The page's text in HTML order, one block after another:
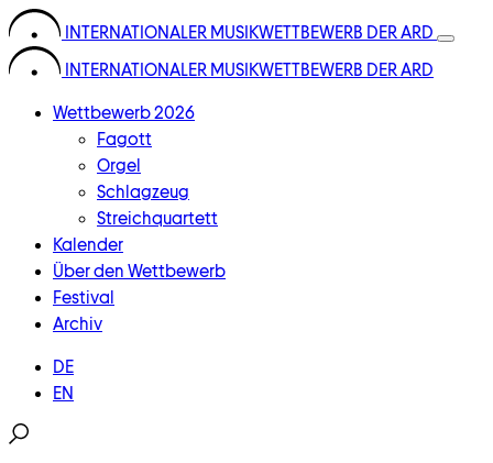
Skip
to
content
INTERNATIONALER MUSIKWETTBEWERB DER ARD
INTERNATIONALER MUSIKWETTBEWERB DER ARD
Wettbewerb 2026
Fagott
Orgel
Schlagzeug
Streichquartett
Kalender
Über den Wettbewerb
Festival
Archiv
DE
EN